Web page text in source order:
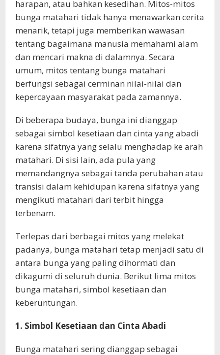
harapan, atau bahkan kesedihan. Mitos-mitos
bunga matahari tidak hanya menawarkan cerita
menarik, tetapi juga memberikan wawasan
tentang bagaimana manusia memahami alam
dan mencari makna di dalamnya. Secara
umum, mitos tentang bunga matahari
berfungsi sebagai cerminan nilai-nilai dan
kepercayaan masyarakat pada zamannya.
Di beberapa budaya, bunga ini dianggap
sebagai simbol kesetiaan dan cinta yang abadi
karena sifatnya yang selalu menghadap ke arah
matahari. Di sisi lain, ada pula yang
memandangnya sebagai tanda perubahan atau
transisi dalam kehidupan karena sifatnya yang
mengikuti matahari dari terbit hingga
terbenam.
Terlepas dari berbagai mitos yang melekat
padanya, bunga matahari tetap menjadi satu di
antara bunga yang paling dihormati dan
dikagumi di seluruh dunia. Berikut lima mitos
bunga matahari, simbol kesetiaan dan
keberuntungan.
1. Simbol Kesetiaan dan Cinta Abadi
Bunga matahari sering dianggap sebagai